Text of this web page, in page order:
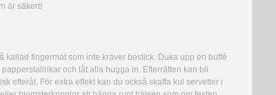
är säkert!
kallad fingermat som inte kräver bestick. Duka upp en buffé
och låt alla hugga in. Efterrätten kan bli
efteråt. För extra effekt kan du också skaffa kul servetter i